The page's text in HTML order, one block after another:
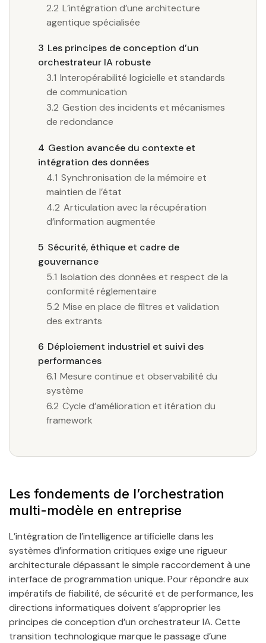
2.2 L’intégration d’une architecture
agentique spécialisée
3 Les principes de conception d’un
orchestrateur IA robuste
3.1 Interopérabilité logicielle et standards
de communication
3.2 Gestion des incidents et mécanismes
de redondance
4 Gestion avancée du contexte et
intégration des données
4.1 Synchronisation de la mémoire et
maintien de l’état
4.2 Articulation avec la récupération
d’information augmentée
5 Sécurité, éthique et cadre de
gouvernance
5.1 Isolation des données et respect de la
conformité réglementaire
5.2 Mise en place de filtres et validation
des extrants
6 Déploiement industriel et suivi des
performances
6.1 Mesure continue et observabilité du
système
6.2 Cycle d’amélioration et itération du
framework
Les fondements de l’orchestration
multi-modèle en entreprise
L’intégration de l’intelligence artificielle dans les
systèmes d’information critiques exige une rigueur
architecturale dépassant le simple raccordement à une
interface de programmation unique. Pour répondre aux
impératifs de fiabilité, de sécurité et de performance, les
directions informatiques doivent s’approprier les
principes de conception d’un orchestrateur IA. Cette
transition technologique marque le passage d’une